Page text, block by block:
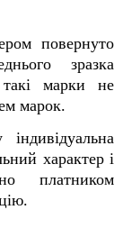
повернуто
зразка
марки не
марок.
характер і
платником